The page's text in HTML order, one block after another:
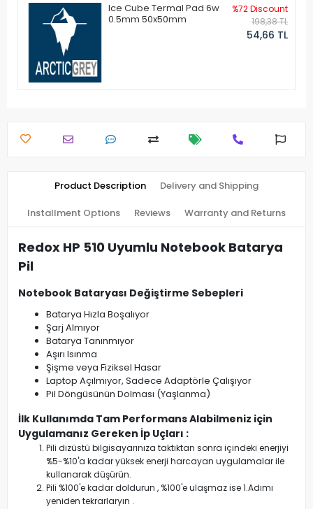
Ice Cube Termal Pad 6w
0.5mm 50x50mm
%72 Discount
198,38 TL
54,66 TL
Product Description Delivery and Shipping
Installment Options Reviews Warranty and Returns
Redox HP 510 Uyumlu Notebook Batarya
Pil
Notebook Bataryası Değiştirme Sebepleri
Batarya Hızla Boşalıyor
Şarj Almıyor
Batarya Tanınmıyor
Aşırı Isınma
Şişme veya Fiziksel Hasar
Laptop Açılmıyor, Sadece Adaptörle Çalışıyor
Pil Döngüsünün Dolması (Yaşlanma)
İlk Kullanımda Tam Performans Alabilmeniz için
Uygulamanız Gereken İp Uçları :
Pili dizüstü bilgisayarınıza taktıktan sonra içindeki enerjiyi
%5-%10'a kadar yüksek enerji harcayan uygulamalar ile
kullanarak düşürün.
Pili %100'e kadar doldurun , %100'e ulaşmaz ise 1.Adımı
yeniden tekrarlaryın .